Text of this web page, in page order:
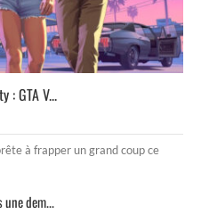
: GTA V...
à frapper un grand coup ce
une dem...